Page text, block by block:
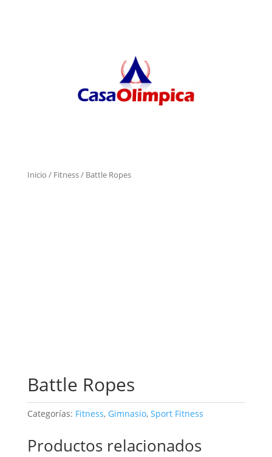
Inicio / Fitness/ Battle Ropes
Battle Ropes
Categorías: Fitness, Gimnasio, Sport Fitness
Productos relacionados